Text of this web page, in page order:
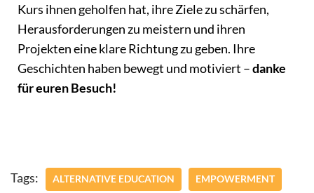
Kurs ihnen geholfen hat, ihre Ziele zu schärfen,
Herausforderungen zu meistern und ihren
Projekten eine klare Richtung zu geben. Ihre
Geschichten haben bewegt und motiviert –danke
für euren Besuch!
Tags: ALTERNATIVE EDUCATION EMPOWERMENT